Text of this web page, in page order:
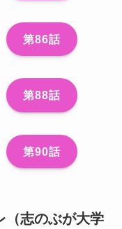
第86話
第88話
第90話
（志のぶが大学